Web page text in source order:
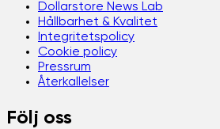
Dollarstore News Lab
Hållbarhet & Kvalitet
Integritetspolicy
Cookie policy
Pressrum
Återkallelser
Följ oss